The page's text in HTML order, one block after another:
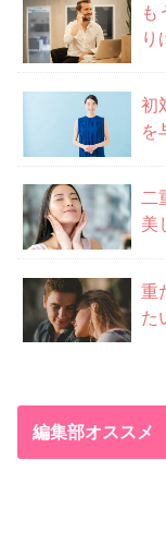
も
り
初
を
二
美
重
た
編集部オススメ